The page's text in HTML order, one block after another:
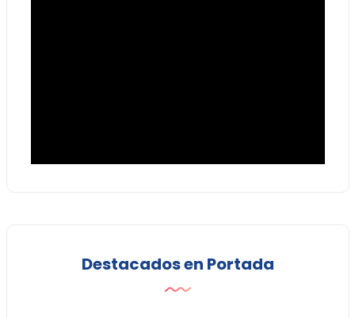
Destacados en Portada